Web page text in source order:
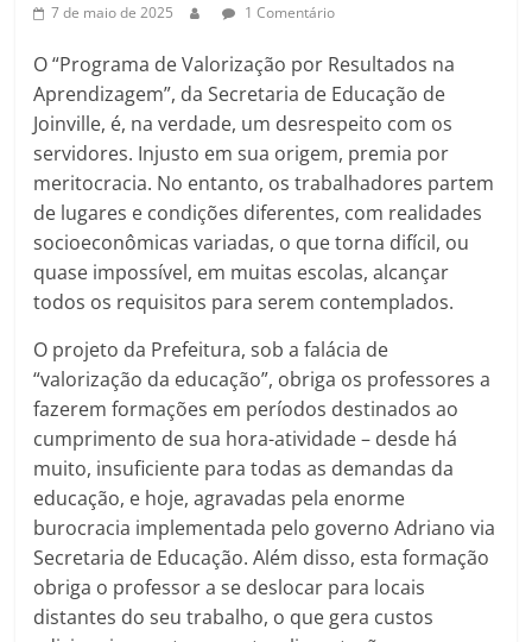
7 de maio de 2025 1 Comentário
O “Programa de Valorização por Resultados na
Aprendizagem”, da Secretaria de Educação de
Joinville, é, na verdade, um desrespeito com os
servidores. Injusto em sua origem, premia por
meritocracia. No entanto, os trabalhadores partem
de lugares e condições diferentes, com realidades
socioeconômicas variadas, o que torna difícil, ou
quase impossível, em muitas escolas, alcançar
todos os requisitos para serem contemplados.
O projeto da Prefeitura, sob a falácia de
“valorização da educação”, obriga os professores a
fazerem formações em períodos destinados ao
cumprimento de sua hora-atividade – desde há
muito, insuficiente para todas as demandas da
educação, e hoje, agravadas pela enorme
burocracia implementada pelo governo Adriano via
Secretaria de Educação. Além disso, esta formação
obriga o professor a se deslocar para locais
distantes do seu trabalho, o que gera custos